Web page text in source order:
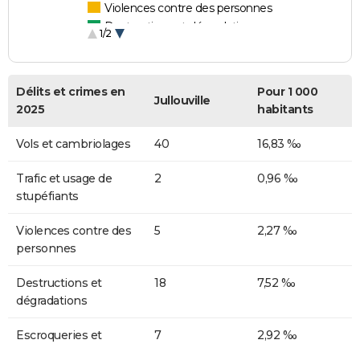
Violences contre des personnes
Destructions et dégradations
1/2
Délits et crimes en
2025
Jullouville
Pour 1 000
habitants
Vols et cambriolages 40 16,83 ‰
Trafic et usage de
stupéfiants
2 0,96 ‰
Violences contre des
personnes
5 2,27 ‰
Destructions et
dégradations
18 7,52 ‰
Escroqueries et
7 2,92 ‰